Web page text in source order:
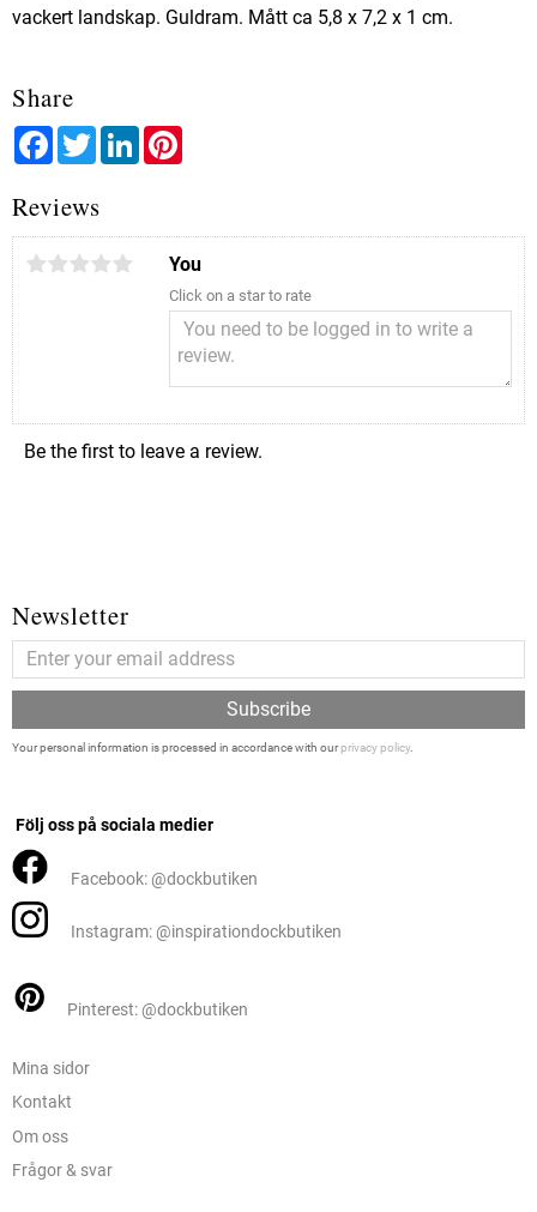
vackert landskap. Guldram. Mått ca 5,8 x 7,2 x 1 cm.
Share
FacebookTwitterLinkedIn
Reviews
You
Click on a star to rate
Be the first to leave a review.
Newsletter
Subscribe
Your personal information is processed in accordance with ourprivacy policy.
Följ oss på sociala medier
Facebook: @dockbutiken
Instagram: @inspirationdockbutiken
Pinterest: @dockbutiken
Mina sidor
Kontakt
Om oss
Frågor & svar